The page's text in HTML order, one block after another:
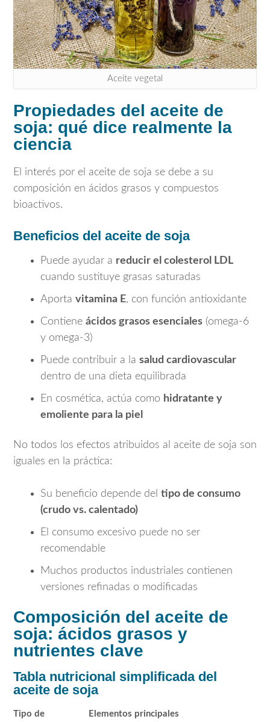
Aceite vegetal
Propiedades del aceite de
soja: qué dice realmente la
ciencia
El interés por el aceite de soja se debe a su
composición en ácidos grasos y compuestos
bioactivos.
Beneficios del aceite de soja
Puede ayudar a reducir el colesterol LDL
cuando sustituye grasas saturadas
Aporta vitamina E, con función antioxidante
Contiene ácidos grasos esenciales (omega-6
y omega-3)
Puede contribuir a la salud cardiovascular
dentro de una dieta equilibrada
En cosmética, actúa como hidratante y
emoliente para la piel
No todos los efectos atribuidos al aceite de soja son
iguales en la práctica:
Su beneficio depende del tipo de consumo
(crudo vs. calentado)
El consumo excesivo puede no ser
recomendable
Muchos productos industriales contienen
versiones refinadas o modificadas
Composición del aceite de
soja: ácidos grasos y
nutrientes clave
Tabla nutricional simplificada del
aceite de soja
Tipo de
Elementos principales